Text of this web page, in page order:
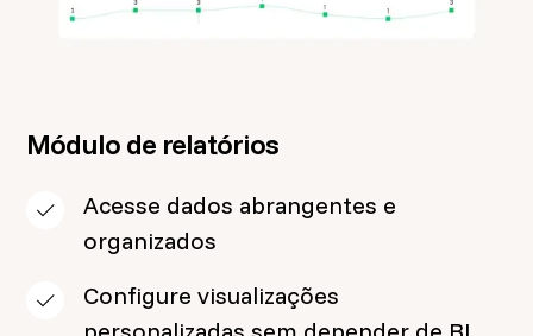
Módulo de relatórios
Acesse dados abrangentes e
organizados
Configure visualizações